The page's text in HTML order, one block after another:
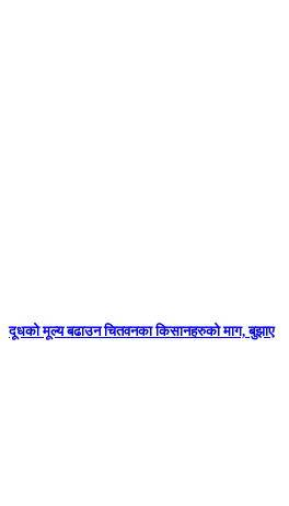
दूधको मूल्य बढाउन चितवनका किसानहरुको माग, बुझाए